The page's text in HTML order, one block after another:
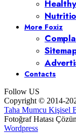
Healthy
More Foxiz
Contacts
Follow US
Copyright © 2014-
Taha Mumcu Kişisel
Fotoğraf Hatası
Wordpress